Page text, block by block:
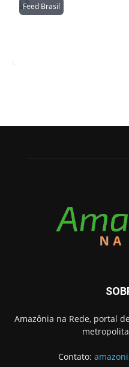
Feed BrasilAmazonianarede
1053
Amazônia na Rede, portal
Contato: